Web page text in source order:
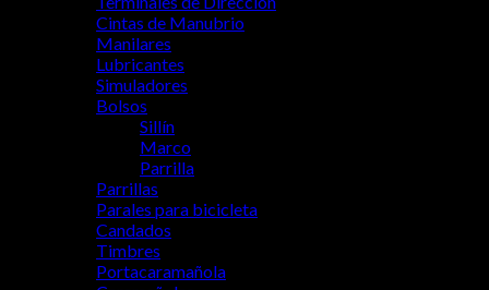
Cintas de Manubrio
Manilares
Lubricantes
Simuladores
Bolsos
Sillín
Marco
Parrilla
Parrillas
Parales para bicicleta
Candados
Timbres
Portacaramañola